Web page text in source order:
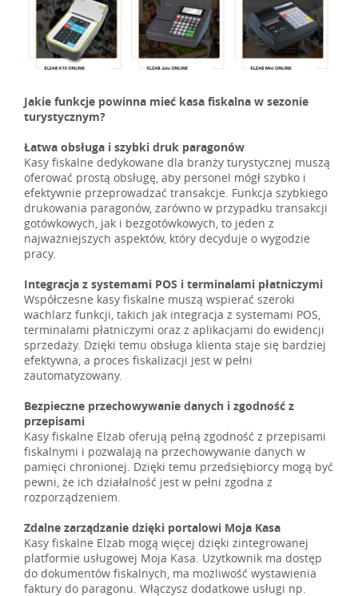
Jakie funkcje powinna mieć kasa fiskalna w sezonie
turystycznym?
Łatwa obsługa i szybki druk paragonów
Kasy fiskalne dedykowane dla branży turystycznej muszą
oferować prostą obsługę, aby personel mógł szybko i
efektywnie przeprowadzać transakcje. Funkcja szybkiego
drukowania paragonów, zarówno w przypadku transakcji
gotówkowych, jak i bezgotówkowych, to jeden z
najważniejszych aspektów, który decyduje o wygodzie
pracy.
Integracja z systemami POS i terminalami płatniczymi
Współczesne kasy fiskalne muszą wspierać szeroki
wachlarz funkcji, takich jak integracja z systemami POS,
terminalami płatniczymi oraz z aplikacjami do ewidencji
sprzedaży. Dzięki temu obsługa klienta staje się bardziej
efektywna, a proces fiskalizacji jest w pełni
zautomatyzowany.
Bezpieczne przechowywanie danych i zgodność z
przepisami
Kasy fiskalne Elzab oferują pełną zgodność z przepisami
fiskalnymi i pozwalają na przechowywanie danych w
pamięci chronionej. Dzięki temu przedsiębiorcy mogą być
pewni, że ich działalność jest w pełni zgodna z
rozporządzeniem.
Zdalne zarządzanie dzięki portalowi Moja Kasa
Kasy fiskalne Elzab mogą więcej dzięki zintegrowanej
platformie usługowej Moja Kasa. Użytkownik ma dostęp
do dokumentów fiskalnych, ma możliwość wystawienia
faktury do paragonu. Włączysz dodatkowe usługi np.